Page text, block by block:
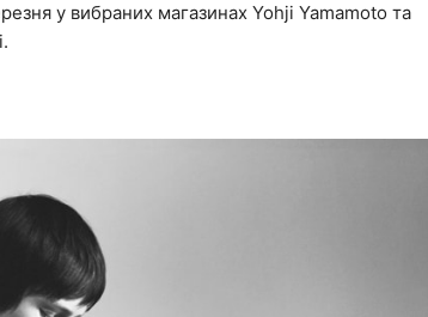
у вибраних магазинах Yohji Yamamoto та